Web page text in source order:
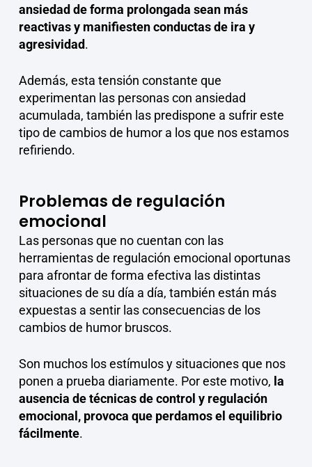
ansiedad de forma prolongada sean más
reactivas y manifiesten conductas de ira y
agresividad.
Además, esta tensión constante que
experimentan las personas con ansiedad
acumulada, también las predispone a sufrir este
tipo de cambios de humor a los que nos estamos
refiriendo.
Problemas de regulación
emocional
Las personas que no cuentan con las
herramientas de regulación emocional oportunas
para afrontar de forma efectiva las distintas
situaciones de su día a día, también están más
expuestas a sentir las consecuencias de los
cambios de humor bruscos.
Son muchos los estímulos y situaciones que nos
ponen a prueba diariamente. Por este motivo, la
ausencia de técnicas de control y regulación
emocional, provoca que perdamos el equilibrio
fácilmente.